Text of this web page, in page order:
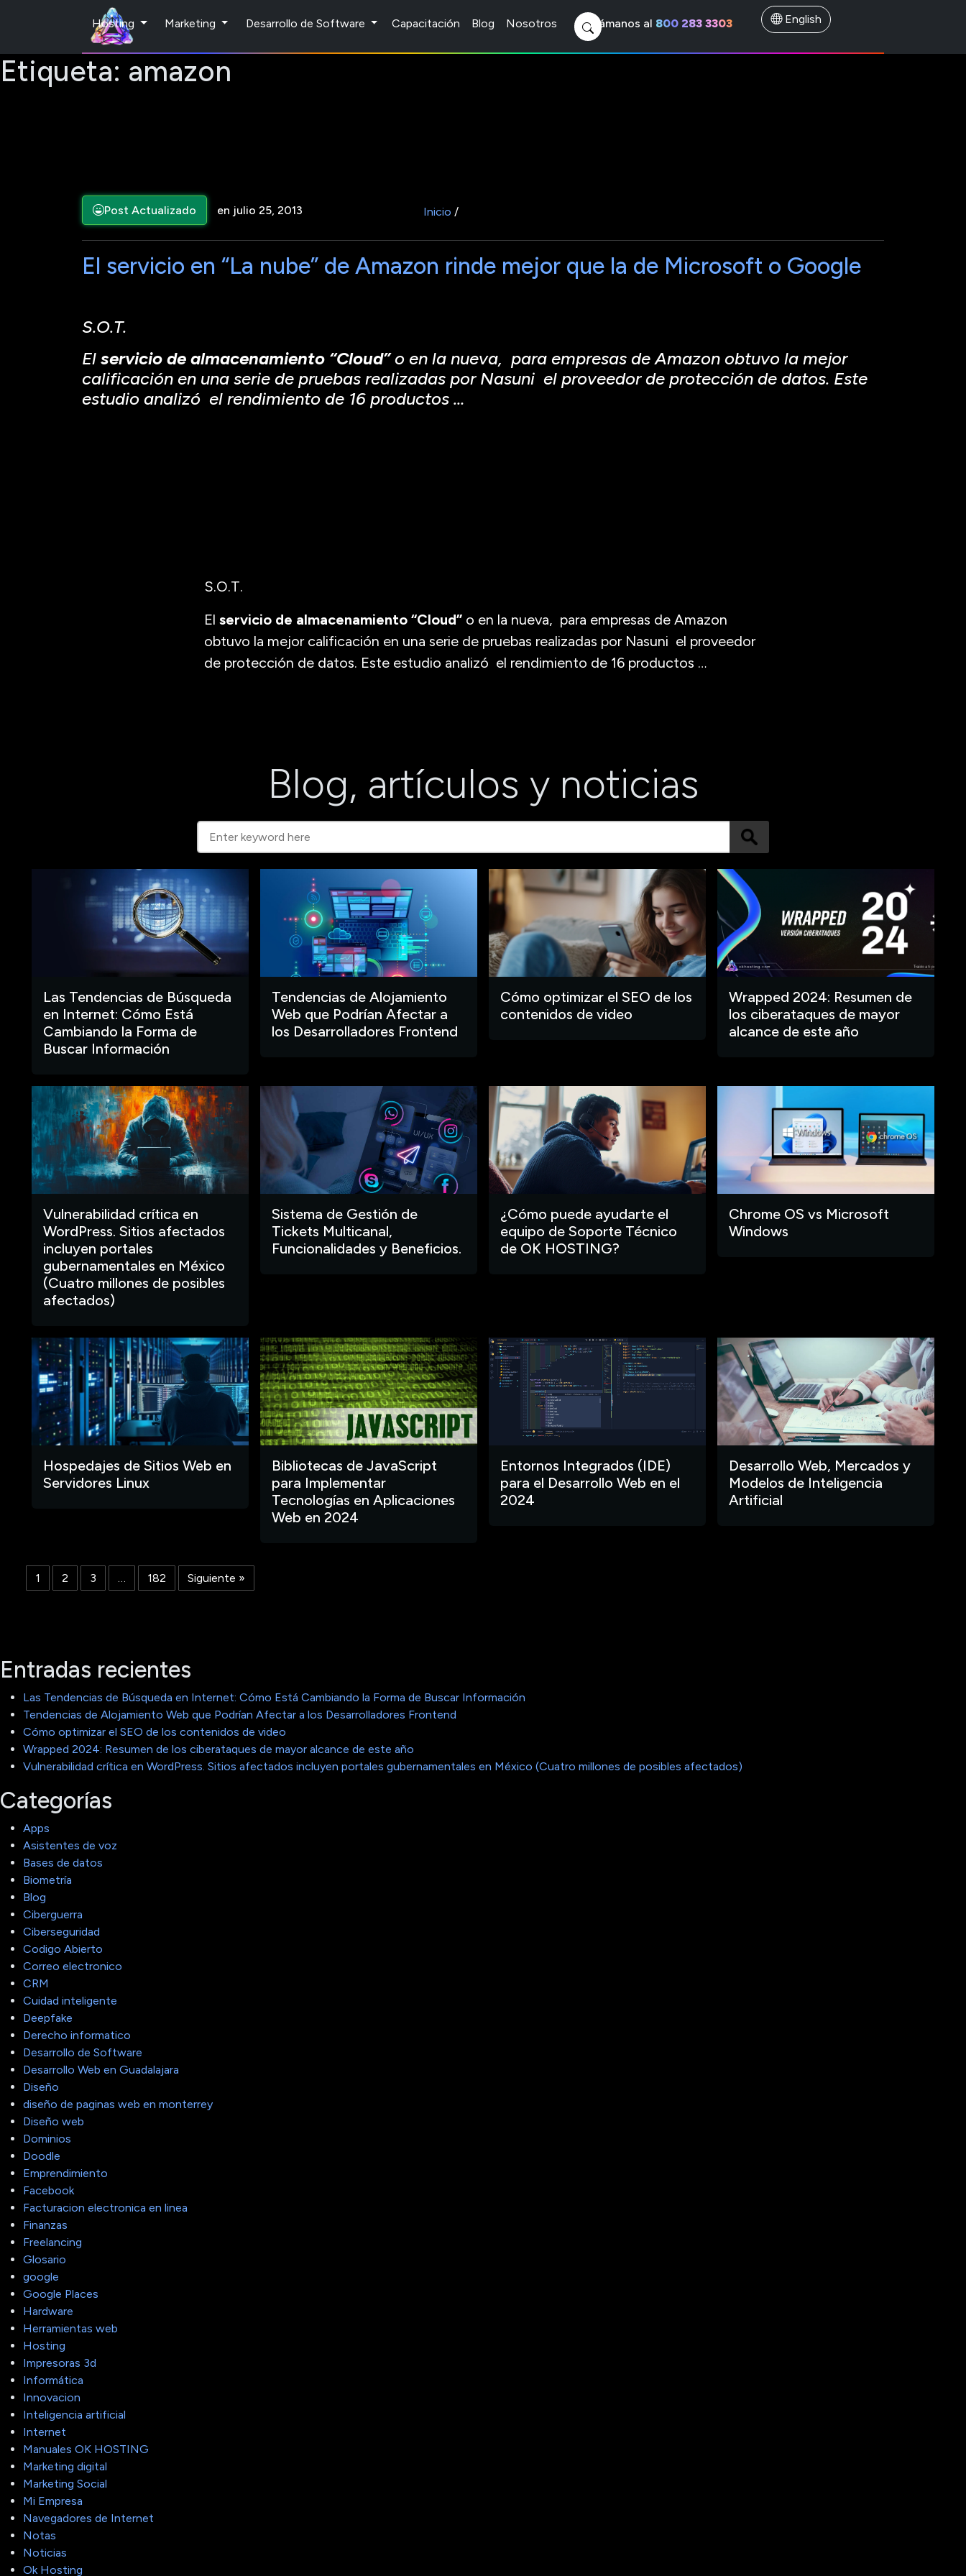
Hosting Marketing Desarrollo de Software Capacitación Blog Nosotros Llámanos al 800 283 3303 English
Etiqueta: amazon
Post Actualizado en julio 25, 2013 Inicio /
El servicio en “La nube” de Amazon rinde mejor que la de Microsoft o Google
S.O.T.
El servicio de almacenamiento “Cloud”o en la nueva, para empresas de Amazon obtuvo la mejor
calificación en una serie de pruebas realizadas por Nasuni el proveedor de protección de datos. Este
estudio analizó el rendimiento de 16 productos …
S.O.T.
El servicio de almacenamiento “Cloud” o en la nueva, para empresas de Amazon
obtuvo la mejor calificación en una serie de pruebas realizadas por Nasuni el proveedor
de protección de datos. Este estudio analizó el rendimiento de 16 productos …
Blog, artículos y noticias
Las Tendencias de Búsqueda
en Internet: Cómo Está
Cambiando la Forma de
Buscar Información
Tendencias de Alojamiento
Web que Podrían Afectar a
los Desarrolladores Frontend
Cómo optimizar el SEO de los
contenidos de video
Wrapped 2024: Resumen de
los ciberataques de mayor
alcance de este año
Vulnerabilidad crítica en
WordPress. Sitios afectados
incluyen portales
gubernamentales en México
(Cuatro millones de posibles
afectados)
Sistema de Gestión de
Tickets Multicanal,
Funcionalidades y Beneficios.
¿Cómo puede ayudarte el
equipo de Soporte Técnico
de OK HOSTING?
Chrome OS vs Microsoft
Windows
Hospedajes de Sitios Web en
Servidores Linux
Bibliotecas de JavaScript
para Implementar
Tecnologías en Aplicaciones
Web en 2024
Entornos Integrados (IDE)
para el Desarrollo Web en el
2024
Desarrollo Web, Mercados y
Modelos de Inteligencia
Artificial
1 2 3 … 182 Siguiente »
Entradas recientes
Las Tendencias de Búsqueda en Internet: Cómo Está Cambiando la Forma de Buscar Información
Tendencias de Alojamiento Web que Podrían Afectar a los Desarrolladores Frontend
Cómo optimizar el SEO de los contenidos de video
Wrapped 2024: Resumen de los ciberataques de mayor alcance de este año
Vulnerabilidad crítica en WordPress. Sitios afectados incluyen portales gubernamentales en México (Cuatro millones de posibles afectados)
Categorías
Apps
Asistentes de voz
Bases de datos
Biometría
Blog
Ciberguerra
Ciberseguridad
Codigo Abierto
Correo electronico
CRM
Cuidad inteligente
Deepfake
Derecho informatico
Desarrollo de Software
Desarrollo Web en Guadalajara
Diseño
diseño de paginas web en monterrey
Diseño web
Dominios
Doodle
Emprendimiento
Facebook
Facturacion electronica en linea
Finanzas
Freelancing
Glosario
google
Google Places
Hardware
Herramientas web
Hosting
Impresoras 3d
Informática
Innovacion
Inteligencia artificial
Internet
Manuales OK HOSTING
Marketing digital
Marketing Social
Mi Empresa
Navegadores de Internet
Notas
Noticias
Ok Hosting